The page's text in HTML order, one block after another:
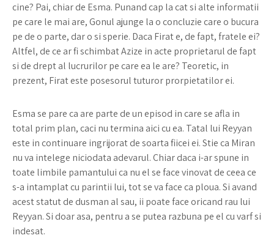
cine? Pai, chiar de Esma. Punand cap la cat si alte informatii
pe care le mai are, Gonul ajunge la o concluzie care o bucura
pe de o parte, dar o si sperie. Daca Firat e, de fapt, fratele ei?
Altfel, de ce ar fi schimbat Azize in acte proprietarul de fapt
si de drept al lucrurilor pe care ea le are? Teoretic, in
prezent, Firat este posesorul tuturor prorpietatilor ei.
Esma se pare ca are parte de un episod in care se afla in
total prim plan, caci nu termina aici cu ea. Tatal lui Reyyan
este in continuare ingrijorat de soarta fiicei ei. Stie ca Miran
nu va intelege niciodata adevarul. Chiar daca i-ar spune in
toate limbile pamantului ca nu el se face vinovat de ceea ce
s-a intamplat cu parintii lui, tot se va face ca ploua. Si avand
acest statut de dusman al sau, ii poate face oricand rau lui
Reyyan. Si doar asa, pentru a se putea razbuna pe el cu varf si
indesat.